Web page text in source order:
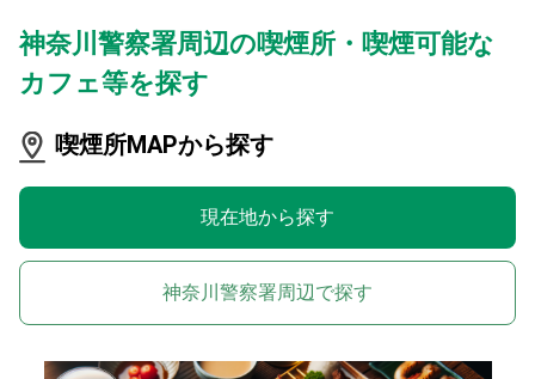
神奈川警察署周辺の喫煙所・喫煙可能な
カフェ等を探す
喫煙所MAPから探す
現在地から探す
神奈川警察署周辺で探す